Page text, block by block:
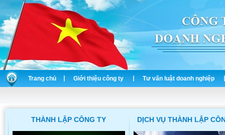
Trang chủ Giới thiệu công ty Tư vấn luật doanh nghiệp
THÀNH LẬP CÔNG TY DỊCH VỤ THÀNH LẬP